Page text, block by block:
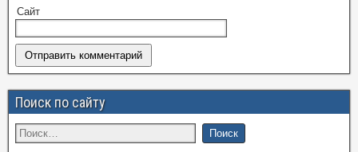
Сайт
Поиск по сайту